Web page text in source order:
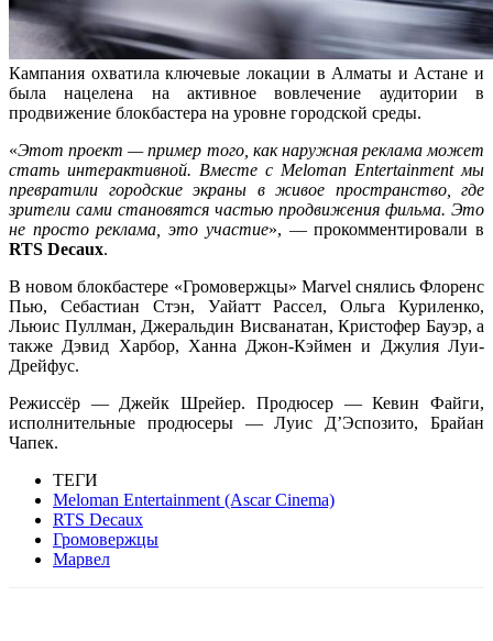
Кампания охватила ключевые локации в Алматы и Астане и
была нацелена на активное вовлечение аудитории в
продвижение блокбастера на уровне городской среды.
«Этот проект — пример того, как наружная реклама может
стать интерактивной. Вместе с Meloman Entertainment мы
превратили городские экраны в живое пространство, где
зрители сами становятся частью продвижения фильма. Это
не просто реклама, это участие», — прокомментировали в
RTS Decaux.
В новом блокбастере «Громовержцы» Marvel снялись Флоренс
Пью, Себастиан Стэн, Уайатт Рассел, Ольга Куриленко,
Льюис Пуллман, Джеральдин Висванатан, Кристофер Бауэр, а
также Дэвид Харбор, Ханна Джон-Кэймен и Джулия Луи-
Дрейфус.
Режиссёр — Джейк Шрейер. Продюсер — Кевин Файги,
исполнительные продюсеры — Луис Д’Эспозито, Брайан
Чапек.
ТЕГИ
Meloman Entertainment (Ascar Cinema)
RTS Decaux
Громовержцы
Марвел